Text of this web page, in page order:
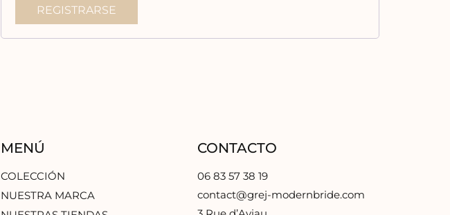
REGISTRARSE
MENÚ
COLECCIÓN
NUESTRA MARCA
CONTACTO
06 83 57 38 19
contact@grej-modernbride.com